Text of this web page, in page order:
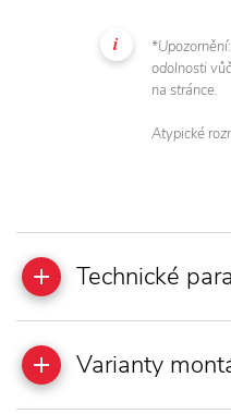
odolnosti
na stránce.
Atypické
Technické
Varianty